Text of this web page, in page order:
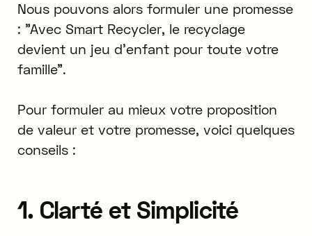
Nous pouvons alors formuler une promesse
: "Avec Smart Recycler, le recyclage
devient un jeu d'enfant pour toute votre
famille".
Pour formuler au mieux votre proposition
de valeur et votre promesse, voici quelques
conseils :
1. Clarté et Simplicité